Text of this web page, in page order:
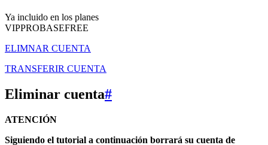
Ya incluido en los planes
VIPPROBASEFREE
ELIMNAR CUENTA
TRANSFERIR CUENTA
Eliminar cuenta#
ATENCIÓN
Siguiendo el tutorial a continuación borrará su cuenta de